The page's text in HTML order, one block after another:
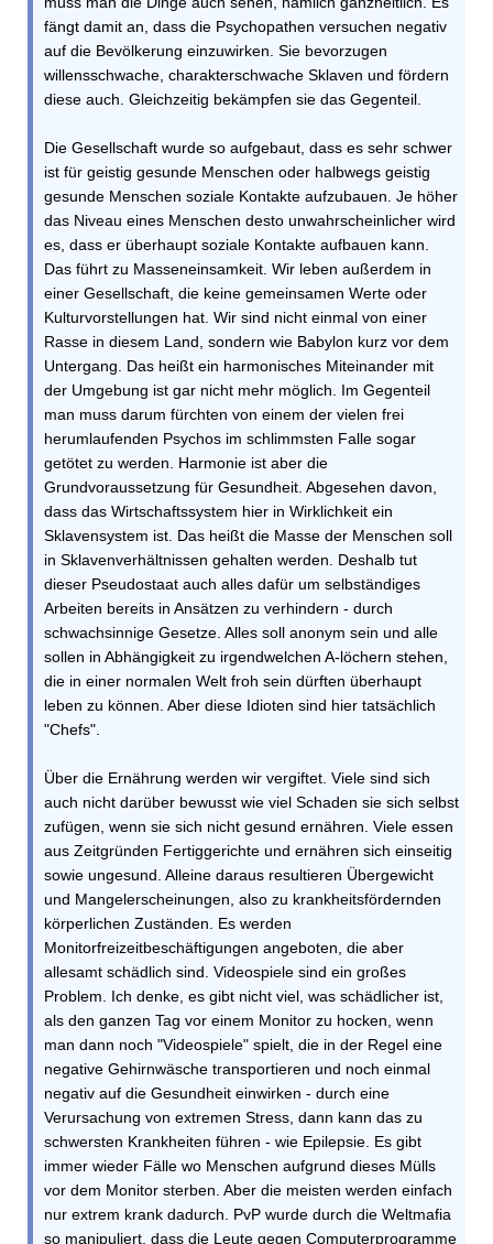
fängt damit an, dass die Psychopathen versuchen negativ
auf die Bevölkerung einzuwirken. Sie bevorzugen
willensschwache, charakterschwache Sklaven und fördern
diese auch. Gleichzeitig bekämpfen sie das Gegenteil.
Die Gesellschaft wurde so aufgebaut, dass es sehr schwer
ist für geistig gesunde Menschen oder halbwegs geistig
gesunde Menschen soziale Kontakte aufzubauen. Je höher
das Niveau eines Menschen desto unwahrscheinlicher wird
es, dass er überhaupt soziale Kontakte aufbauen kann.
Das führt zu Masseneinsamkeit. Wir leben außerdem in
einer Gesellschaft, die keine gemeinsamen Werte oder
Kulturvorstellungen hat. Wir sind nicht einmal von einer
Rasse in diesem Land, sondern wie Babylon kurz vor dem
Untergang. Das heißt ein harmonisches Miteinander mit
der Umgebung ist gar nicht mehr möglich. Im Gegenteil
man muss darum fürchten von einem der vielen frei
herumlaufenden Psychos im schlimmsten Falle sogar
getötet zu werden. Harmonie ist aber die
Grundvoraussetzung für Gesundheit. Abgesehen davon,
dass das Wirtschaftssystem hier in Wirklichkeit ein
Sklavensystem ist. Das heißt die Masse der Menschen soll
in Sklavenverhältnissen gehalten werden. Deshalb tut
dieser Pseudostaat auch alles dafür um selbständiges
Arbeiten bereits in Ansätzen zu verhindern - durch
schwachsinnige Gesetze. Alles soll anonym sein und alle
sollen in Abhängigkeit zu irgendwelchen A-löchern stehen,
die in einer normalen Welt froh sein dürften überhaupt
leben zu können. Aber diese Idioten sind hier tatsächlich
"Chefs".
Über die Ernährung werden wir vergiftet. Viele sind sich
auch nicht darüber bewusst wie viel Schaden sie sich selbst
zufügen, wenn sie sich nicht gesund ernähren. Viele essen
aus Zeitgründen Fertiggerichte und ernähren sich einseitig
sowie ungesund. Alleine daraus resultieren Übergewicht
und Mangelerscheinungen, also zu krankheitsfördernden
körperlichen Zuständen. Es werden
Monitorfreizeitbeschäftigungen angeboten, die aber
allesamt schädlich sind. Videospiele sind ein großes
Problem. Ich denke, es gibt nicht viel, was schädlicher ist,
als den ganzen Tag vor einem Monitor zu hocken, wenn
man dann noch "Videospiele" spielt, die in der Regel eine
negative Gehirnwäsche transportieren und noch einmal
negativ auf die Gesundheit einwirken - durch eine
Verursachung von extremen Stress, dann kann das zu
schwersten Krankheiten führen - wie Epilepsie. Es gibt
immer wieder Fälle wo Menschen aufgrund dieses Mülls
vor dem Monitor sterben. Aber die meisten werden einfach
nur extrem krank dadurch. PvP wurde durch die Weltmafia
so manipuliert, dass die Leute gegen Computerprogramme